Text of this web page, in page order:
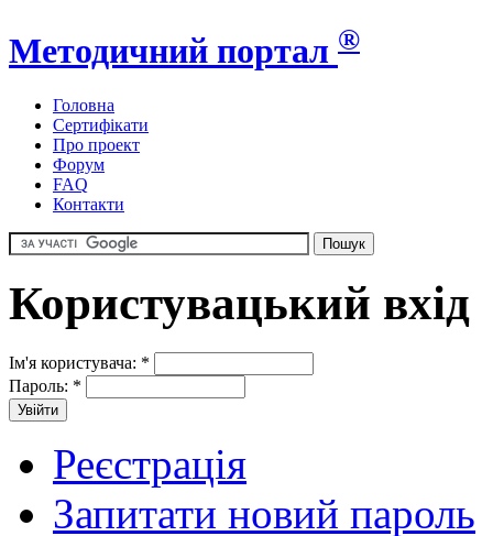
Методичний портал ®
Головна
Сертифікати
Про проект
Форум
FAQ
Контакти
Користувацький вхід
Ім'я користувача: *
Пароль: *
Реєстрація
Запитати новий пароль